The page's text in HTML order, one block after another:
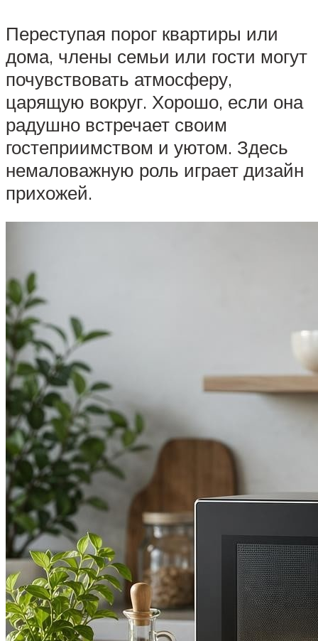
Переступая порог квартиры или
дома, члены семьи или гости могут
почувствовать атмосферу,
царящую вокруг. Хорошо, если она
радушно встречает своим
гостеприимством и уютом. Здесь
немаловажную роль играет дизайн
прихожей.